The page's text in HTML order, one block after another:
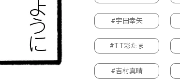
#宇田幸矢
#T.T彩たま
#吉村真晴